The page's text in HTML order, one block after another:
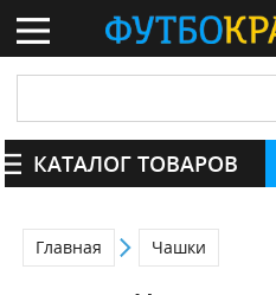
КАТАЛОГ ТОВАРОВ
Главная Чашки